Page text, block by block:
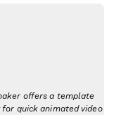
offers a template
quick animated video